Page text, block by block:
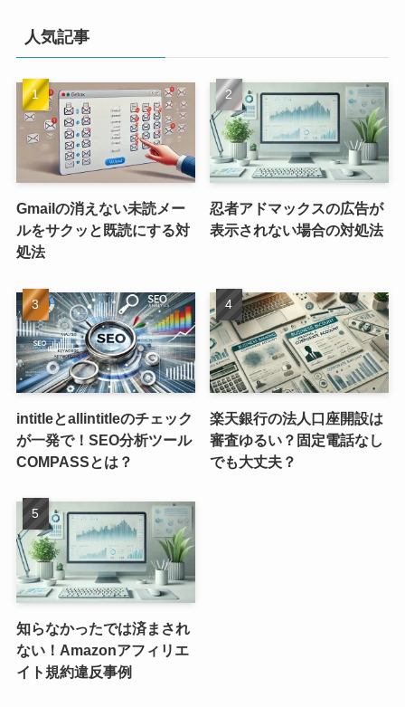
人気記事
Gmailの消えない未読メー
ルをサクッと既読にする対
処法
忍者アドマックスの広告が
表示されない場合の対処法
intitleとallintitleのチェック
が一発で！SEO分析ツール
COMPASSとは？
楽天銀行の法人口座開設は
審査ゆるい？固定電話なし
でも大丈夫？
知らなかったでは済まされ
ない！Amazonアフィリエ
イト規約違反事例